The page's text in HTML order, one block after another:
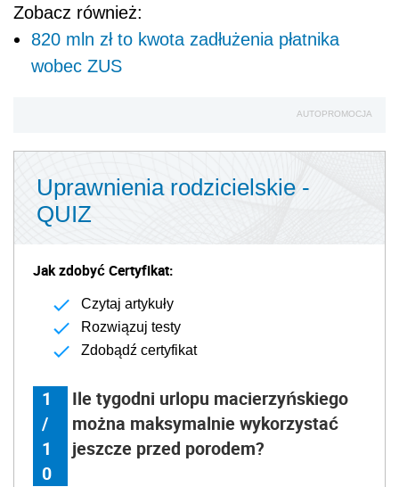
Zobacz również:
820 mln zł to kwota zadłużenia płatnika
wobec ZUS
AUTOPROMOCJA
Uprawnienia rodzicielskie -
QUIZ
Jak zdobyć Certyfikat:
Czytaj artykuły
Rozwiązuj testy
Zdobądź certyfikat
1
/
1
0
Ile tygodni urlopu macierzyńskiego
można maksymalnie wykorzystać
jeszcze przed porodem?